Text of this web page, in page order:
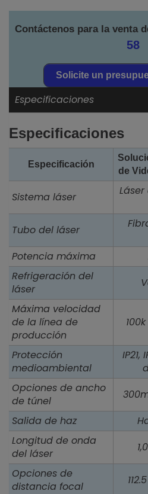
Contáctenos para la venta
58
Solicite un
Especificaciones
Especificaciones
Especificación
de
Sistema láser
Tubo del láser
Potencia máxima
Refrigeración del
láser
Máxima velocidad
de la línea de
producción
Protección
medioambiental
Opciones de ancho
de túnel
Salida de haz
Longitud de onda
del láser
Opciones de
distancia focal